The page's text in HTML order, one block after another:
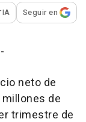
para
IA Seguir en
neto de
de
trimestre de